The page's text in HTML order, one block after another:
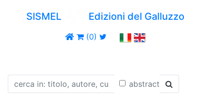
SISMEL Edizioni del Galluzzo
(0)
abstract